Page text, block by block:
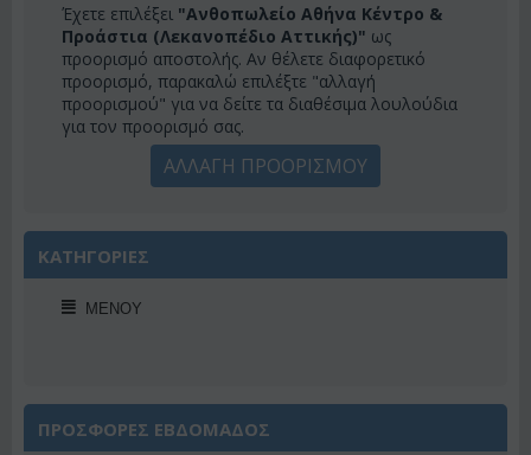
Έχετε επιλέξει "Ανθοπωλείο Αθήνα Κέντρο &
Προάστια (Λεκανοπέδιο Αττικής)" ως
προορισμό αποστολής. Αν θέλετε διαφορετικό
προορισμό, παρακαλώ επιλέξτε "αλλαγή
προορισμού" για να δείτε τα διαθέσιμα λουλούδια
για τον προορισμό σας.
ΑΛΛΑΓΗ ΠΡΟΟΡΙΣΜΟΥ
ΚΑΤΗΓΟΡΙΕΣ
ΜΕΝΟΎ
ΠΡΟΣΦΟΡΕΣ ΕΒΔΟΜΑΔΟΣ